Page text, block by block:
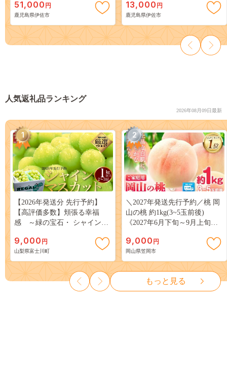
さい！【プラン・ビー】
51,000 円
鹿児島県伊佐市
牛肉 国産 贈り物 冷凍 冷凍便
【お肉の直売所 伊佐店】
13,000 円
鹿児島県伊佐市
人気返礼品ランキング
2026年08月09日最新
1
【2026年発送分 先行予約】
【高評価多数】頬張る幸福
感 ～緑の宝石・ シャインマ
３房） フルーツ 山梨県産 果
物 くだもの シャイン マスカ
ット ぶどう ブドウ 葡萄 大粒
種なし 先行予約 富士川町
10000円 一万円 9000円 九千円
9,000 円
山梨県富士川町
2
＼2027年発送先行予約／桃 岡
山の桃 約1kg(3~5玉前後)
《2027年6月下旬～9月上旬頃
岡山 はくとう スイーツ フル
ーツ 果物 デザート 旬 モモ も
も 先行予約 送料無料 果物 岡
山県 笠岡市 清水白桃 白鳳 白
麗 クール便---
kasaoka_zsy_419_100---
9,000 円
岡山県笠岡市
もっと見る